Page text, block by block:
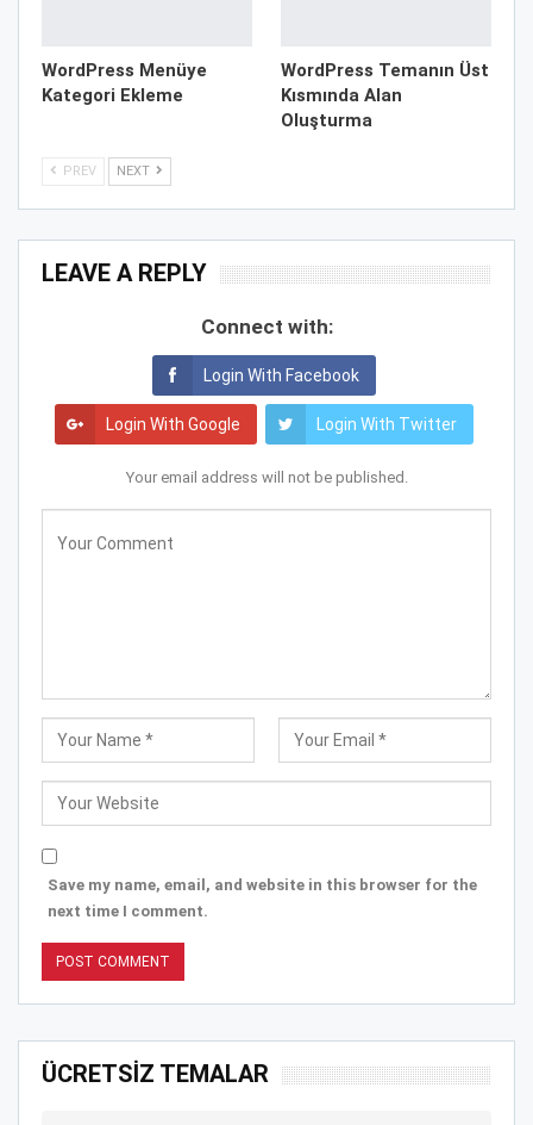
WordPress Menüye
Kategori Ekleme
WordPress Temanın Üst
Kısmında Alan
Oluşturma
PREV NEXT
LEAVE A REPLY
Connect with:
Login With Facebook
Login With Google Login With Twitter
Your email address will not be published.
Save my name, email, and website in this browser for the
next time I comment.
ÜCRETSİZ TEMALAR